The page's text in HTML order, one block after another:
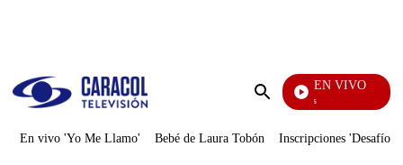
Enviar
EN VIVO
También Caerás
En vivo 'Yo Me Llamo' Bebé de Laura Tobón Inscripciones 'Desafío'